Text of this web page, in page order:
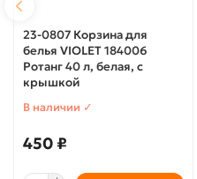
23-0807 Корзина для
белья VIOLET 184006
Ротанг 40 л, белая, с
крышкой
В наличии ✓
450 ₽